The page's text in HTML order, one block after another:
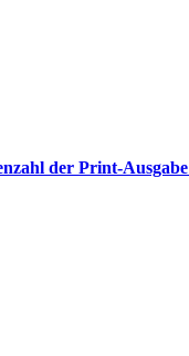
3764533694, Originaltitel ‏ : ‎ For